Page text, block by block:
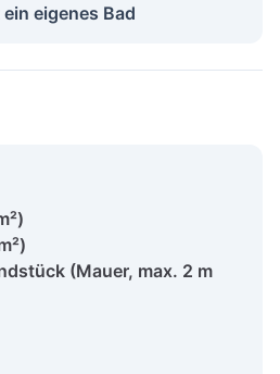
eigenes Bad
(Mauer, max. 2 m